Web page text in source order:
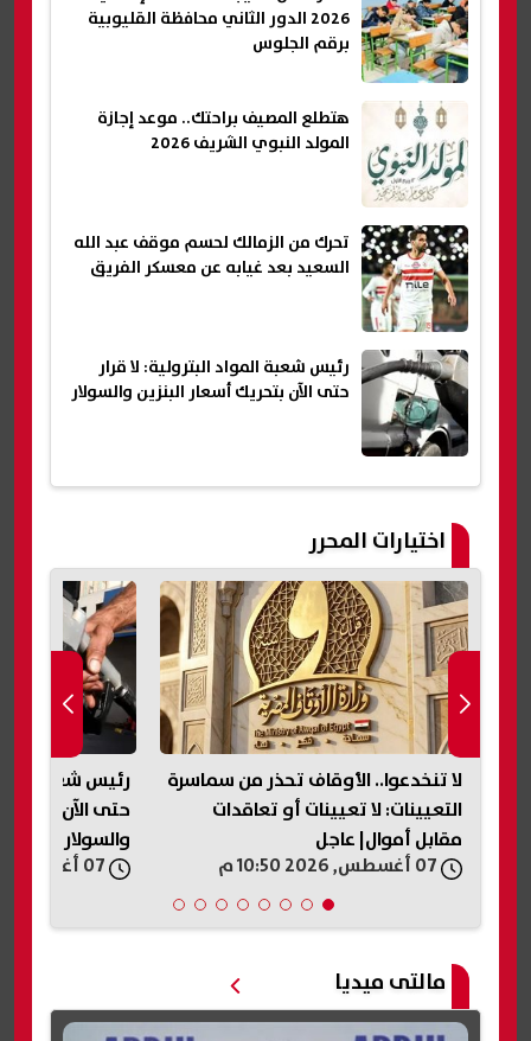
2026 الدور الثاني محافظة القليوبية
برقم الجلوس
هتطلع المصيف براحتك.. موعد إجازة
المولد النبوي الشريف 2026
تحرك من الزمالك لحسم موقف عبد الله
السعيد بعد غيابه عن معسكر الفريق
رئيس شعبة المواد البترولية: لا قرار
حتى الآن بتحريك أسعار البنزين والسولار
اختيارات المحرر
لا تنخدعوا.. الأوقاف تحذر من سماسرة
التعيينات: لا تعيينات أو تعاقدات
مقابل أموال| عاجل
رئيس شعبة
حتى الآن
والسولار
مالتى ميديا